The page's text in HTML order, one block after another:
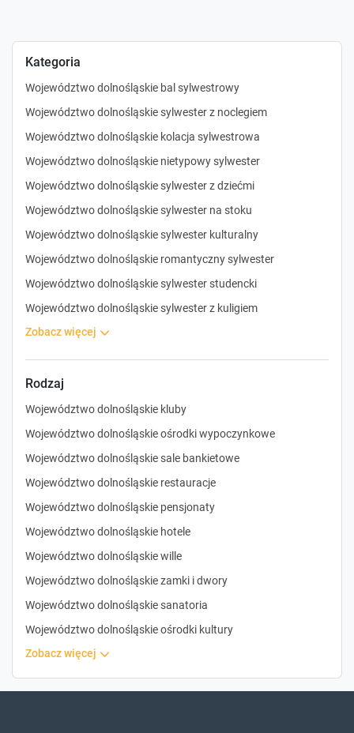
Kategoria
Województwo dolnośląskie bal sylwestrowy
Województwo dolnośląskie sylwester z noclegiem
Województwo dolnośląskie kolacja sylwestrowa
Województwo dolnośląskie nietypowy sylwester
Województwo dolnośląskie sylwester z dziećmi
Województwo dolnośląskie sylwester na stoku
Województwo dolnośląskie sylwester kulturalny
Województwo dolnośląskie romantyczny sylwester
Województwo dolnośląskie sylwester studencki
Województwo dolnośląskie sylwester z kuligiem
zobacz więcej
Rodzaj
Województwo dolnośląskie kluby
Województwo dolnośląskie ośrodki wypoczynkowe
Województwo dolnośląskie sale bankietowe
Województwo dolnośląskie restauracje
Województwo dolnośląskie pensjonaty
Województwo dolnośląskie hotele
Województwo dolnośląskie wille
Województwo dolnośląskie zamki i dwory
Województwo dolnośląskie sanatoria
Województwo dolnośląskie ośrodki kultury
zobacz więcej